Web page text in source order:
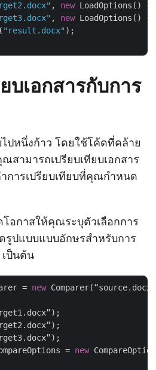
, new LoadOptions() {
, new LoadOptions() {
"result.docx" );
บเอกสารกับการ
ปหนึ่งก้าว โดยใช้โค้ดที่คล้าย
สามารถเปรียบเทียบเอกสาร
การเปรียบเทียบที่คุณกำหนด
โอกาสให้คุณระบุตัวเลือกการ
รูปแบบแบบอักษรสำหรับการ
ป็นต้น
= new
=
new